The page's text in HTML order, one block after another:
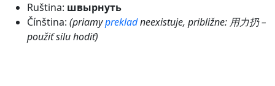
Ruština: швырнуть
Čínština: (priamyprekladneexistuje, približne: 用力扔 –
použiť silu hodiť)